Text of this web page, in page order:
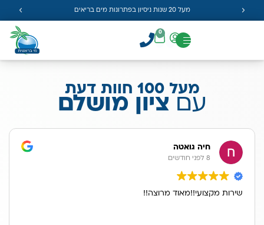
מעל 20 שנות ניסיון בפתרונות מים בריאים
0
מעל 100 חוות דעת
עםציון מושלם
חיה גואטה
8 לפני חודשים
שירות מקצועי!!מאוד מרוצה!!